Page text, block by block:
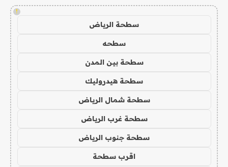
!
سطحة الرياض
سطحه
سطحة بين المدن
سطحة هيدروليك
سطحة شمال الرياض
سطحة غرب الرياض
سطحة جنوب الرياض
اقرب سطحة